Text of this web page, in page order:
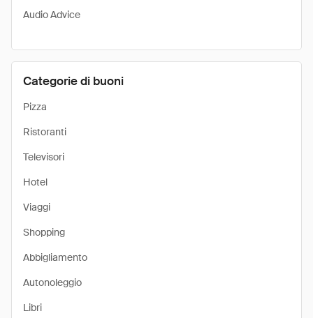
Audio Advice
Categorie di buoni
Pizza
Ristoranti
Televisori
Hotel
Viaggi
Shopping
Abbigliamento
Autonoleggio
Libri